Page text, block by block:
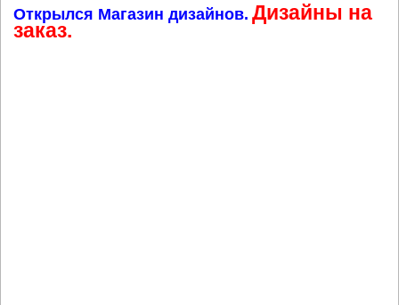
Открылся Магазин дизайнов. Дизайны на
заказ.